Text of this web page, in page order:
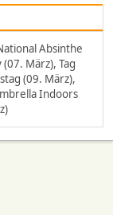
Absinthe
März), Tag
(09. März),
Indoors